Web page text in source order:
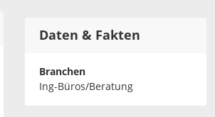
Daten & Fakten
Branchen
Ing-Büros/Beratung